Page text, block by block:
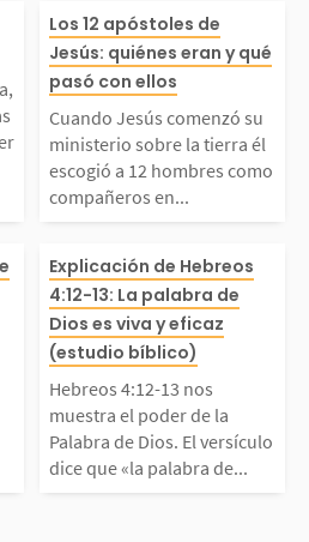
genuin
corazón
o creador de
idió revelarse
na Trinidad:
re,...
en la
de las c
des
d
tratar
con...
Cuando Jesús
ó su ministerio
a tierra él
2 hombres
añeros en la
él debía
conocemos
2...
Los 12 apóstoles de
Jesús: quiénes eran y qué
pasó con ellos
Cuando Jesús comenzó su
ministerio sobre la tierra él
escogió a 12 hombres como
compañeros en...
«por
refer
ante
Hebreos 4:12-
muestra el
Palabra de
ersículo dice
Explicación de Hebreos
4:12-13: La palabra de
Dios es viva y eficaz
(estudio bíblico)
Hebreos 4:12-13 nos
muestra el poder de la
Palabra de Dios. El versículo
dice que «la palabra de...